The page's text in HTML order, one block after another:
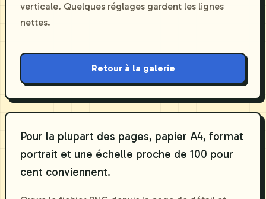
verticale. Quelques réglages gardent les lignes
nettes.
Retour à la galerie
Pour la plupart des pages, papier A4, format
portrait et une échelle proche de 100 pour
cent conviennent.